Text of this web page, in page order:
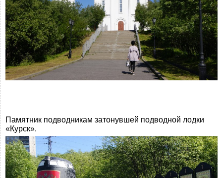
Памятник подводникам затонувшей подводной лодки
«Курск».